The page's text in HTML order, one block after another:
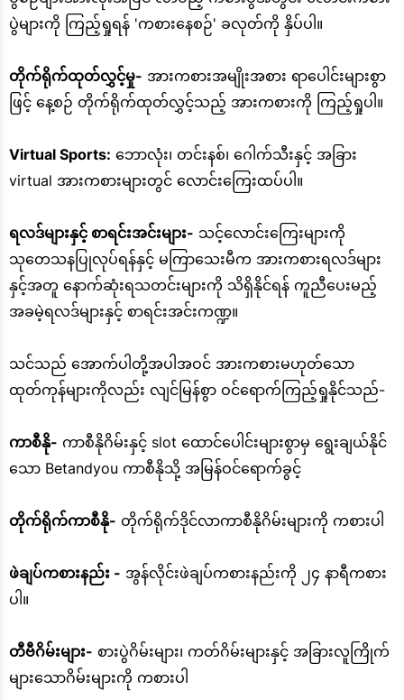
ပွဲများကို ကြည့်ရှုရန် 'ကစားနေစဉ်' ခလုတ်ကို နှိပ်ပါ။
တိုက်ရိုက်ထုတ်လွှင့်မှု- အားကစားအမျိုးအစား ရာပေါင်းများစွာ
ဖြင့် နေ့စဉ် တိုက်ရိုက်ထုတ်လွှင့်သည့် အားကစားကို ကြည့်ရှုပါ။
Virtual Sports: ဘောလုံး၊ တင်းနစ်၊ ဂေါက်သီးနှင့် အခြား
virtual အားကစားများတွင် လောင်းကြေးထပ်ပါ။
ရလဒ်များနှင့် စာရင်းအင်းများ- သင့်လောင်းကြေးများကို
သုတေသနပြုလုပ်ရန်နှင့် မကြာသေးမီက အားကစားရလဒ်များ
နှင့်အတူ နောက်ဆုံးရသတင်းများကို သိရှိနိုင်ရန် ကူညီပေးမည့်
အခမဲ့ရလဒ်များနှင့် စာရင်းအင်းကဏ္ဍ။
သင်သည် အောက်ပါတို့အပါအဝင် အားကစားမဟုတ်သော
ထုတ်ကုန်များကိုလည်း လျင်မြန်စွာ ဝင်ရောက်ကြည့်ရှုနိုင်သည်-
ကာစီနို- ကာစီနိုဂိမ်းနှင့် slot ထောင်ပေါင်းများစွာမှ ရွေးချယ်နိုင်
သော Betandyou ကာစီနိုသို့ အမြန်ဝင်ရောက်ခွင့်
တိုက်ရိုက်ကာစီနို- တိုက်ရိုက်ဒိုင်လာကာစီနိုဂိမ်းများကို ကစားပါ
ဖဲချပ်ကစားနည်း - အွန်လိုင်းဖဲချပ်ကစားနည်းကို ၂၄ နာရီကစား
ပါ။
တီဗီဂိမ်းများ- စားပွဲဂိမ်းများ၊ ကတ်ဂိမ်းများနှင့် အခြားလူကြိုက်
များသောဂိမ်းများကို ကစားပါ